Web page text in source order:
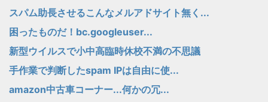
スパム助長させるこんなメルアドサイト無く...
困ったものだ！bc.googleuser...
新型ウイルスで小中高臨時休校不満の不思議
手作業で判断したspam IPは自由に使...
amazon中古車コーナー...何かの冗...